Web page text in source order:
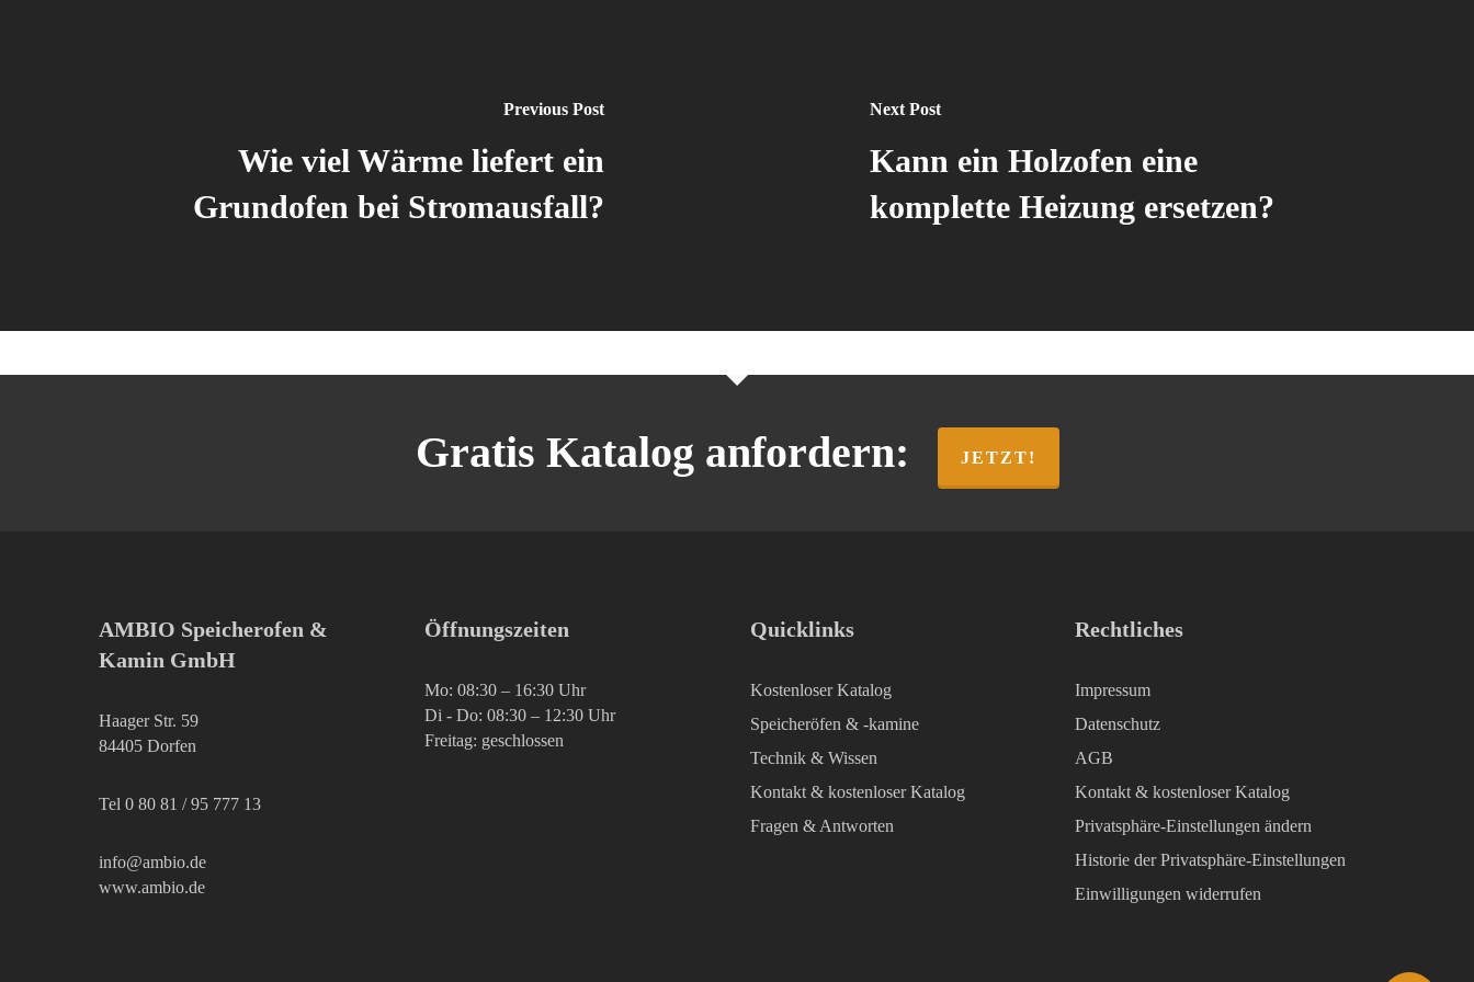
Previous Post
Wie viel Wärme liefert ein
Grundofen bei Stromausfall?
Next Post
Kann ein Holzofen eine
komplette Heizung ersetzen?
Gratis Katalog anfordern: JETZT!
AMBIO Speicherofen &
Kamin GmbH
Haager Str. 59
84405 Dorfen
Tel 0 80 81 / 95 777 13
info@ambio.de
www.ambio.de
Öffnungszeiten
Mo: 08:30 – 16:30 Uhr
Di - Do: 08:30 – 12:30 Uhr
Freitag: geschlossen
Quicklinks
Kostenloser Katalog
Speicheröfen & -kamine
Technik & Wissen
Kontakt & kostenloser Katalog
Fragen & Antworten
Rechtliches
Impressum
Datenschutz
AGB
Kontakt & kostenloser Katalog
Privatsphäre-Einstellungen ändern
Historie der Privatsphäre-Einstellungen
Einwilligungen widerrufen